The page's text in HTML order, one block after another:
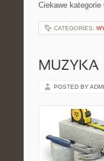
Ciekawe
CATEGORIES:
MUZYKA
POSTED BY